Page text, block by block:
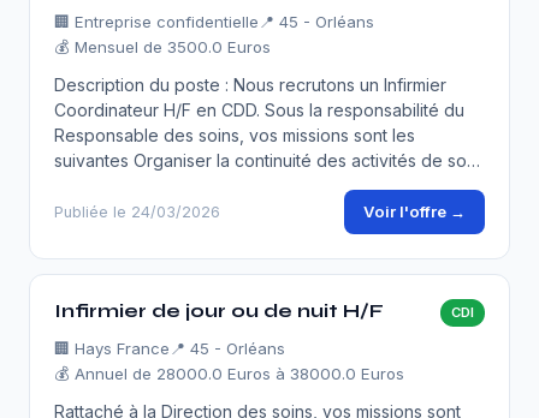
🏢 Entreprise confidentielle 📍 45 - Orléans
💰 Mensuel de 3500.0 Euros
Description du poste : Nous recrutons un Infirmier
Coordinateur H/F en CDD. Sous la responsabilité du
Responsable des soins, vos missions sont les
suivantes Organiser la continuité des activités de so…
Publiée le 24/03/2026 Voir l'offre →
Infirmier de jour ou de nuit H/F CDI
🏢 Hays France 📍 45 - Orléans
💰 Annuel de 28000.0 Euros à 38000.0 Euros
Rattaché à la Direction des soins, vos missions sont